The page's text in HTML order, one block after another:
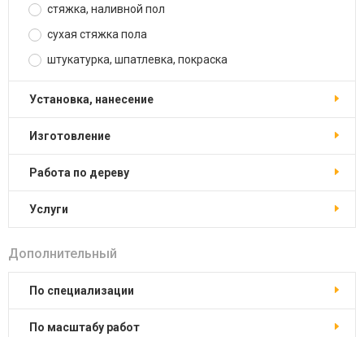
стяжка, наливной пол
сухая стяжка пола
штукатурка, шпатлевка, покраска
установка, нанесение
изготовление
работа по дереву
услуги
Дополнительный
по специализации
по масштабу работ